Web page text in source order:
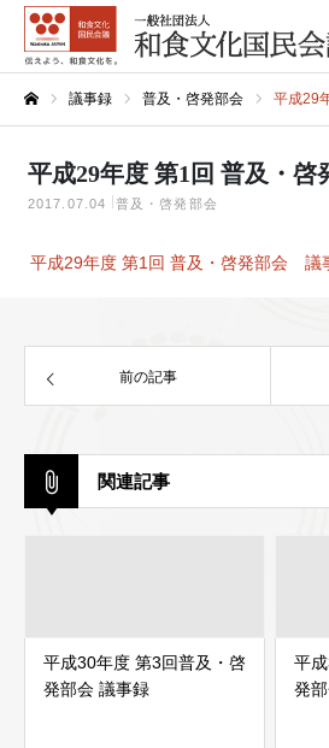
議事録 普及・啓発部会 平成29年
平成29年度 第1回 普及・啓
2017.07.04 普及・啓発部会
平成29年度 第1回 普及・啓発部会 議
前の記事
関連記事
平成30年度 第3回普及・啓
発部会 議事録
平
発